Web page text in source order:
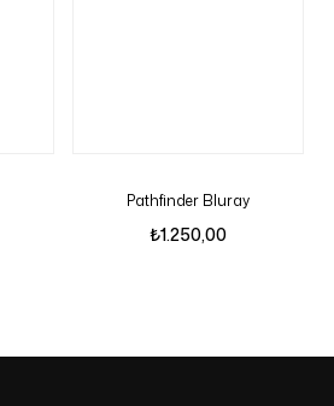
Pathfinder Bluray
₺1.250,00